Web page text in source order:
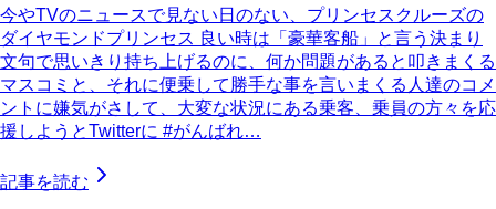
今やTVのニュースで見ない日のない、プリンセスクルーズの
ダイヤモンドプリンセス 良い時は「豪華客船」と言う決まり
文句で思いきり持ち上げるのに、何か問題があると叩きまくる
マスコミと、それに便乗して勝手な事を言いまくる人達のコメ
ントに嫌気がさして、大変な状況にある乗客、乗員の方々を応
援しようとTwitterに #がんばれ…
記事を読む